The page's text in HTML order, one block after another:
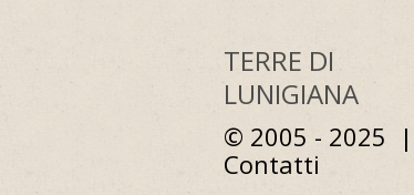
TERRE DI
LUNIGIANA
© 2005 - 2025 |
Contatti